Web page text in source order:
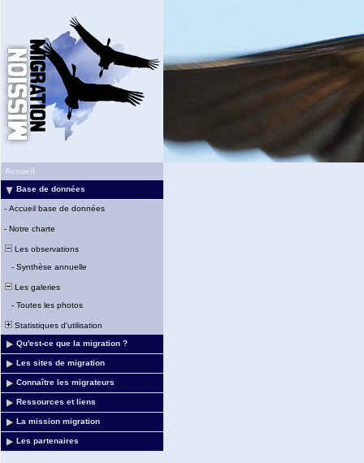
Accueil
Base de données
- Accueil base de données
- Notre charte
Les observations
- Synthèse annuelle
Les galeries
- Toutes les photos
Statistiques d'utilisation
Qu'est-ce que la migration ?
Les sites de migration
Connaître les migrateurs
Ressources et liens
La mission migration
Les partenaires